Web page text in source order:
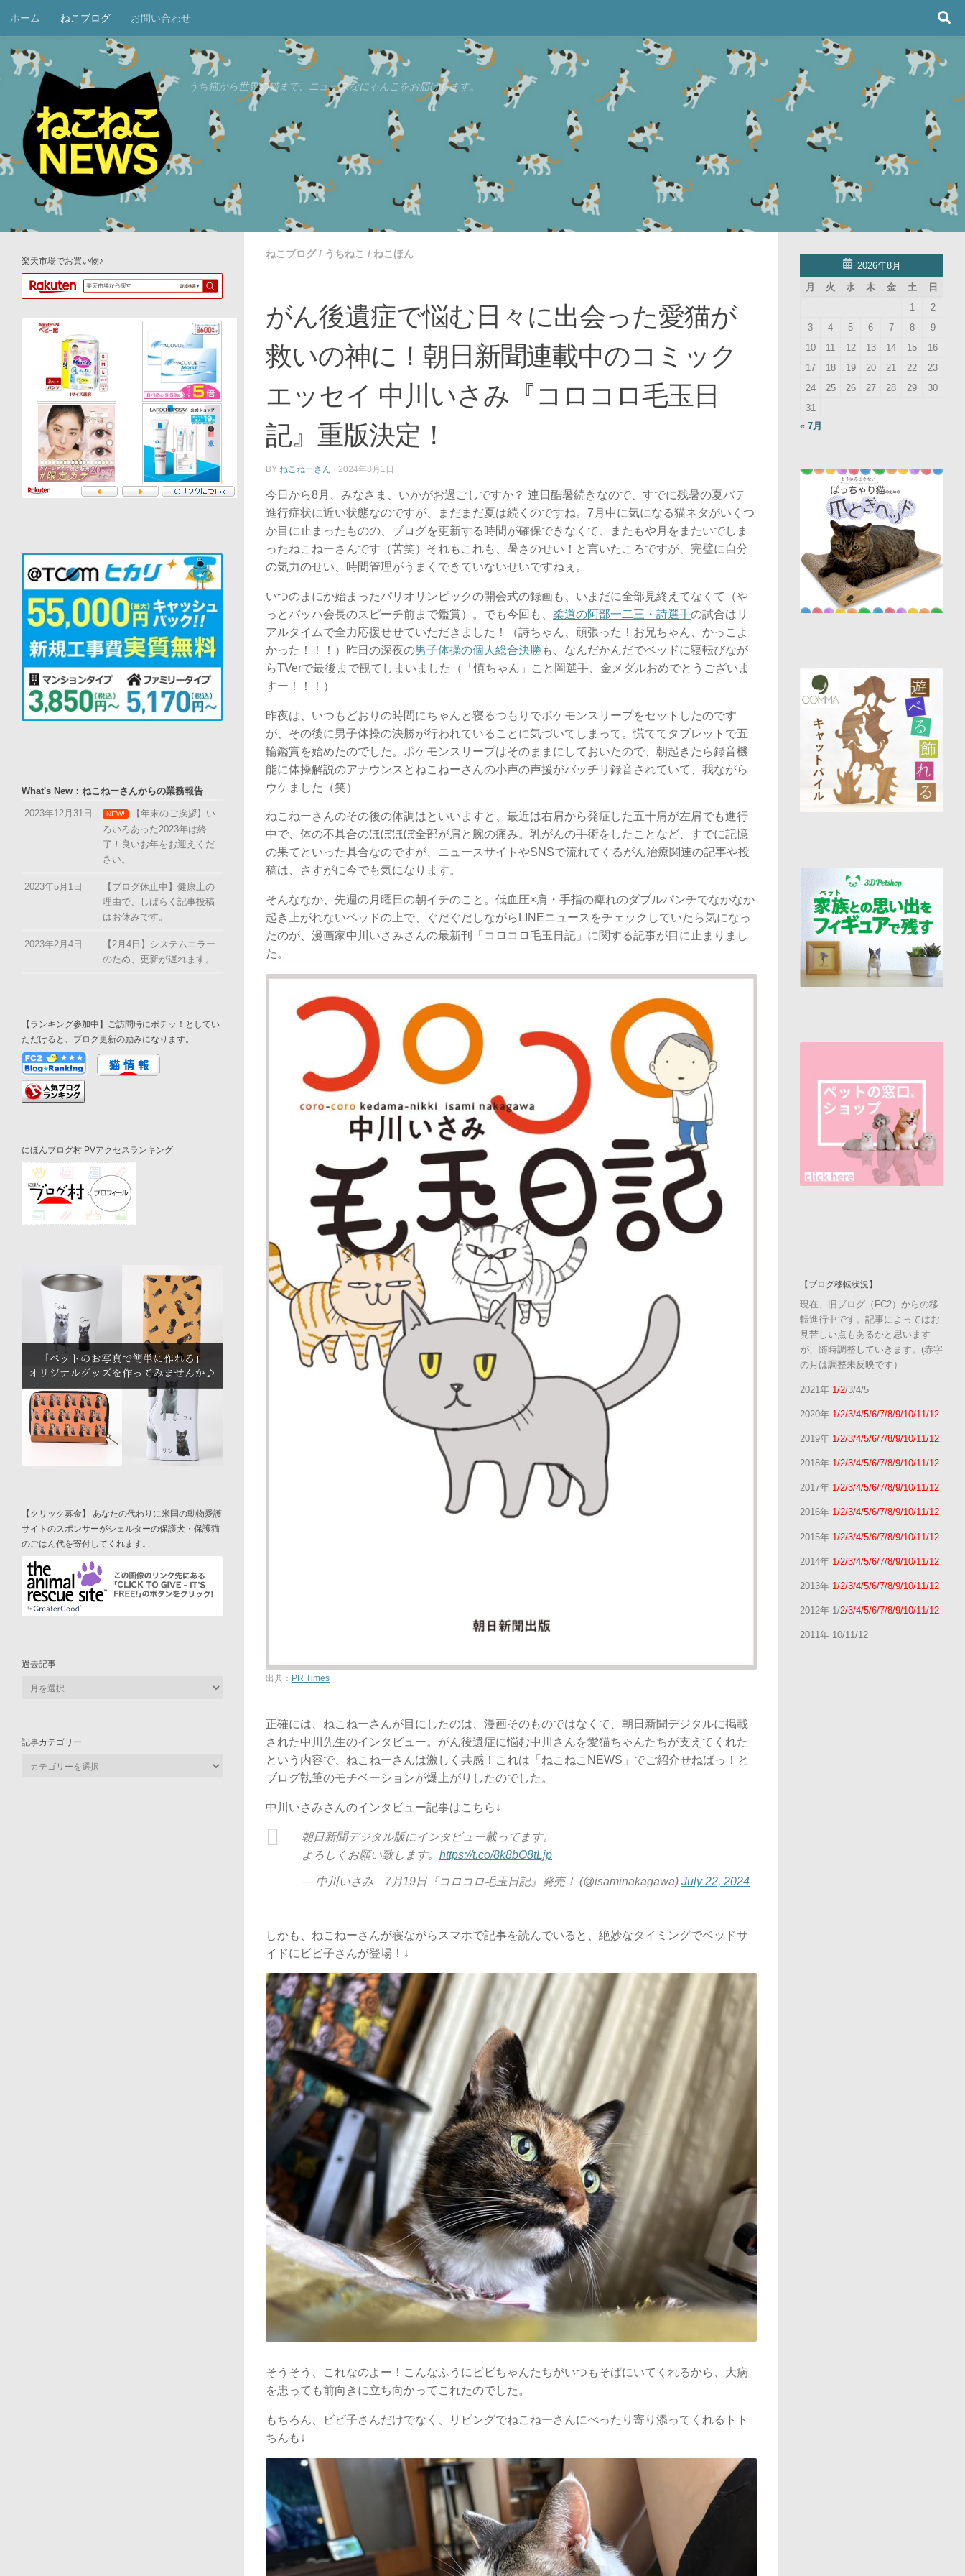
コンテンツへスキップ
ホーム ねこブログ お問い合わせ
うち猫から世界の猫まで、ニュースなにゃんこをお届けします。
ねこブログ / うちねこ / ねこほん
がん後遺症で悩む日々に出会った愛猫が
救いの神に！朝日新聞連載中のコミック
エッセイ 中川いさみ『コロコロ毛玉日
記』重版決定！
BY ねこねーさん · 2024年8月1日
今日から8月、みなさま、いかがお過ごしですか？ 連日酷暑続きなので、すでに残暑の夏バテ
進行症状に近い状態なのですが、まだまだ夏は続くのですね。7月中に気になる猫ネタがいくつ
か目に止まったものの、ブログを更新する時間が確保できなくて、またもや月をまたいでしま
ったねこねーさんです（苦笑）それもこれも、暑さのせい！と言いたころですが、完璧に自分
の気力のせい、時間管理がうまくできていないせいですねぇ。
いつのまにか始まったパリオリンピックの開会式の録画も、いまだに全部見終えてなくて（や
っとバッハ会長のスピーチ前まで鑑賞）。でも今回も、 柔道の阿部一二三・詩選手の試合はリ
アルタイムで全力応援せせていただきました！（詩ちゃん、頑張った！お兄ちゃん、かっこよ
かった！！！）昨日の深夜の男子体操の個人総合決勝 も、なんだかんだでベッドに寝転びなが
らTVerで最後まで観てしまいました（「慎ちゃん」こと岡選手、金メダルおめでとうございま
すー！！！）
昨夜は、いつもどおりの時間にちゃんと寝るつもりでポケモンスリープをセットしたのです
が、その後に男子体操の決勝が行われていることに気づいてしまって。慌ててタブレットで五
輪鑑賞を始めたのでした。ポケモンスリープはそのままにしておいたので、朝起きたら録音機
能に体操解説のアナウンスとねこねーさんの小声の声援がバッチリ録音されていて、我ながら
ウケました（笑）
ねこねーさんのその後の体調はといいますと、最近は右肩から発症した五十肩が左肩でも進行
中で、体の不具合のほぼほぼ全部が肩と腕の痛み。乳がんの手術をしたことなど、すでに記憶
の果てといった具合なのですが、ニュースサイトやSNSで流れてくるがん治療関連の記事や投
稿は、さすがに今でも気になります。
そんななか、先週の月曜日の朝イチのこと。低血圧×肩・手指の痺れのダブルパンチでなかなか
起き上がれないベッドの上で、ぐだぐだしながらLINEニュースをチェックしていたら気になっ
たのが、漫画家中川いさみさんの最新刊「コロコロ毛玉日記」に関する記事が目に止まりまし
た。
出典： PR Times
正確には、ねこねーさんが目にしたのは、漫画そのものではなくて、朝日新聞デジタルに掲載
された中川先生のインタビュー。がん後遺症に悩む中川さんを愛猫ちゃんたちが支えてくれた
という内容で、ねこねーさんは激しく共感！これは「ねこねこNEWS」でご紹介せねばっ！と
ブログ執筆のモチベーションが爆上がりしたのでした。
中川いさみさんのインタビュー記事はこちら↓
朝日新聞デジタル版にインタビュー載ってます。
よろしくお願い致します。 https://t.co/8k8bO8tLjp
— 中川いさみ 7月19日『コロコロ毛玉日記』発売！ (@isaminakagawa) July 22, 2024
しかも、ねこねーさんが寝ながらスマホで記事を読んでいると、絶妙なタイミングでベッドサ
イドにビビ子さんが登場！↓
そうそう、これなのよー！こんなふうにビビちゃんたちがいつもそばにいてくれるから、大病
を患っても前向きに立ち向かってこれたのでした。
もちろん、ビビ子さんだけでなく、リビングでねこねーさんにべったり寄り添ってくれるトト
ちんも↓
楽天市場でお買い物♪
What's New：ねこねーさんからの業務報告
2023年12月31日 NEW! 【年末のご挨拶】い
ろいろあった2023年は終
了！良いお年をお迎えくだ
さい。
2023年5月1日
【ブログ休止中】健康上の
理由で、しばらく記事投稿
はお休みです。
2023年2月4日
【2月4日】システムエラー
のため、更新が遅れます。
【ランキング参加中】ご訪問時にポチッ！としてい
ただけると、ブログ更新の励みになります。
にほんブログ村 PVアクセスランキング
【クリック募金】 あなたの代わりに米国の動物愛護
サイトのスポンサーがシェルターの保護犬・保護猫
のごはん代を寄付してくれます。
過去記事
記事カテゴリー
2026年8月
月
火 水 木 金 土
日
1
2
3
4 5 6 7 8
9
10
11 12 13 14 15
16
17
18 19 20 21 22
23
24
25 26 27 28 29
30
31
« 7月
【ブログ移転状況】
現在、旧ブログ（FC2）からの移
転進行中です。記事によってはお
見苦しい点もあるかと思います
が、随時調整していきます。(赤字
の月は調整未反映です）
2021年 1/2/3/4/5
2020年 1/2/3/4/5/6/7/8/9/10/11/12
2019年 1/2/3/4/5/6/7/8/9/10/11/12
2018年 1/2/3/4/5/6/7/8/9/10/11/12
2017年 1/2/3/4/5/6/7/8/9/10/11/12
2016年 1/2/3/4/5/6/7/8/9/10/11/12
2015年 1/2/3/4/5/6/7/8/9/10/11/12
2014年 1/2/3/4/5/6/7/8/9/10/11/12
2013年 1/2/3/4/5/6/7/8/9/10/11/12
2012年 1/2/3/4/5/6/7/8/9/10/11/12
2011年 10/11/12